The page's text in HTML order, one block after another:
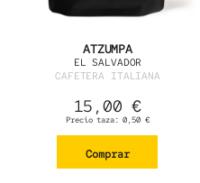
ATZUMPA
EL SALVADOR
CAFETERA ITALIANA
15,00€
Precio taza:0,50 €
Comprar